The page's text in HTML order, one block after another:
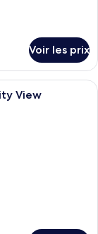
Voir les prix
moderne avec
View